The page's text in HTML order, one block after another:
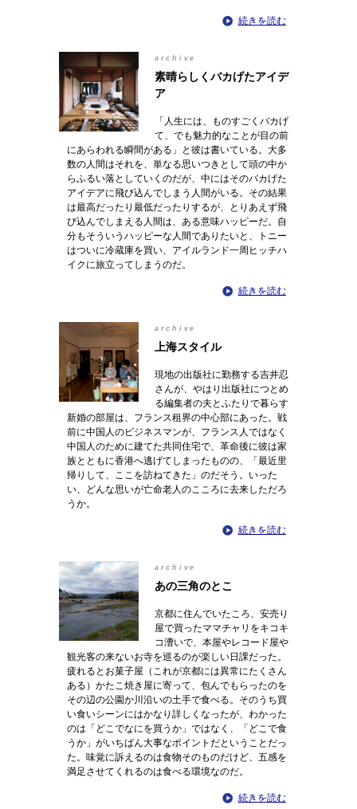
続きを読む
archive
素晴らしくバカげたアイデ
ア
「人生には、ものすごくバカげ
て、でも魅力的なことが目の前
にあらわれる瞬間がある」と彼は書いている。大多
数の人間はそれを、単なる思いつきとして頭の中か
らふるい落としていくのだが、中にはそのバカげた
アイデアに飛び込んでしまう人間がいる。その結果
は最高だったり最低だったりするが、とりあえず飛
び込んでしまえる人間は、ある意味ハッピーだ。自
分もそういうハッピーな人間でありたいと、トニー
はついに冷蔵庫を買い、アイルランド一周ヒッチハ
イクに旅立ってしまうのだ。
続きを読む
archive
上海スタイル
現地の出版社に勤務する吉井忍
さんが、やはり出版社につとめ
る編集者の夫とふたりで暮らす
新婚の部屋は、フランス租界の中心部にあった。戦
前に中国人のビジネスマンが、フランス人ではなく
中国人のために建てた共同住宅で、革命後に彼は家
族とともに香港へ逃げてしまったものの、「最近里
帰りして、ここを訪ねてきた」のだそう。いった
い、どんな思いが亡命老人のこころに去来しただろ
うか。
続きを読む
archive
あの三角のとこ
京都に住んでいたころ、安売り
屋で買ったママチャリをキコキ
コ漕いで、本屋やレコード屋や
観光客の来ないお寺を巡るのが楽しい日課だった。
疲れるとお菓子屋（これが京都には異常にたくさん
ある）かたこ焼き屋に寄って、包んでもらったのを
その辺の公園か川沿いの土手で食べる。そのうち買
い食いシーンにはかなり詳しくなったが、わかった
のは「どこでなにを買うか」ではなく、「どこで食
うか」がいちばん大事なポイントだということだっ
た。味覚に訴えるのは食物そのものだけど、五感を
満足させてくれるのは食べる環境なのだ。
続きを読む